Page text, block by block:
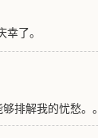
了。
排解我的忧愁。。